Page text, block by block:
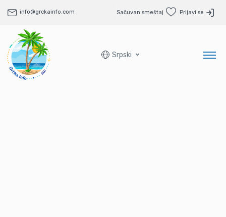
info@grckainfo.com Sačuvan smeštaj Prijavi se
Srpski